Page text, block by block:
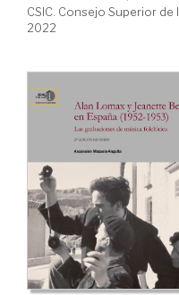
CSIC. Consejo Superior
2022